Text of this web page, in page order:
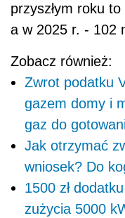
przyszłym roku
a w 2025 r. - 102
Zobacz również:
Zwrot podatku
gazem domy i
gaz do
Jak otrzymać
wniosek? Do
1500 zł
zużycia 5000